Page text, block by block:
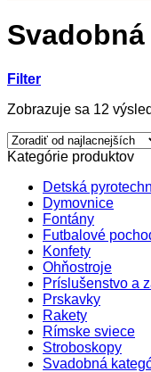
Filter
Zobrazuje sa 12
Kategórie produktov
Detská
Dymovnice
Fontány
Futbalové
Konfety
Ohňostroje
Príslušenstvo a
Prskavky
Rakety
Rímske sviece
Stroboskopy
Svadobná